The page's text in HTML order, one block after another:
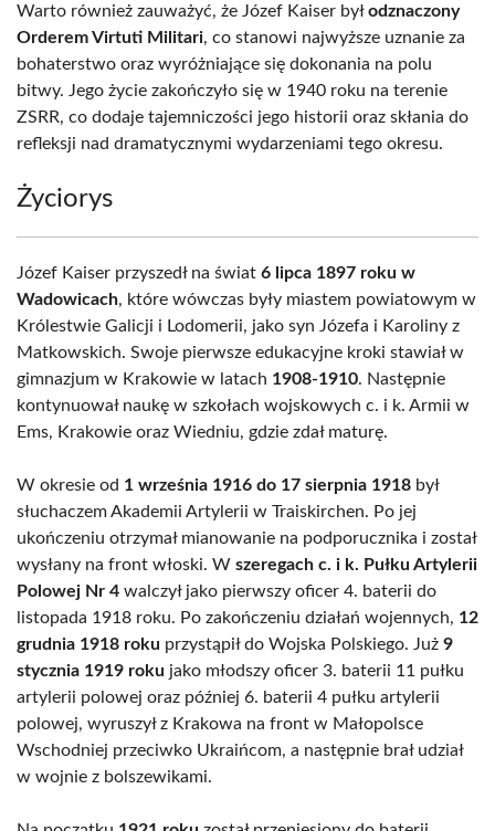
Warto również zauważyć, że Józef Kaiser byłodznaczony
Orderem Virtuti Militari, co stanowi najwyższe uznanie za
bohaterstwo oraz wyróżniające się dokonania na polu
bitwy. Jego życie zakończyło się w 1940 roku na terenie
ZSRR, co dodaje tajemniczości jego historii oraz skłania do
refleksji nad dramatycznymi wydarzeniami tego okresu.
Życiorys
Józef Kaiser przyszedł na świat 6 lipca 1897 roku w
Wadowicach, które wówczas były miastem powiatowym w
Królestwie Galicji i Lodomerii, jako syn Józefa i Karoliny z
Matkowskich. Swoje pierwsze edukacyjne kroki stawiał w
gimnazjum w Krakowie w latach 1908-1910. Następnie
kontynuował naukę w szkołach wojskowych c. i k. Armii w
Ems, Krakowie oraz Wiedniu, gdzie zdał maturę.
W okresie od 1 września 1916 do 17 sierpnia 1918 był
słuchaczem Akademii Artylerii w Traiskirchen. Po jej
ukończeniu otrzymał mianowanie na podporucznika i został
wysłany na front włoski. W szeregach c. i k. Pułku Artylerii
Polowej Nr 4 walczył jako pierwszy oficer 4. baterii do
listopada 1918 roku. Po zakończeniu działań wojennych, 12
grudnia 1918 roku przystąpił do Wojska Polskiego. Już 9
stycznia 1919 roku jako młodszy oficer 3. baterii 11 pułku
artylerii polowej oraz później 6. baterii 4 pułku artylerii
polowej, wyruszył z Krakowa na front w Małopolsce
Wschodniej przeciwko Ukraińcom, a następnie brał udział
w wojnie z bolszewikami.